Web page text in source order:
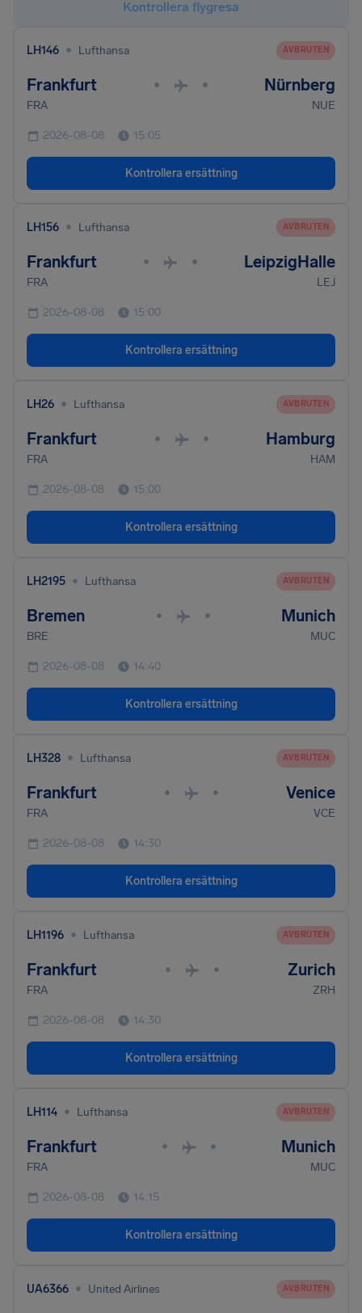
Kontrollera flygresa
LH146 • Lufthansa AVBRUTEN
Frankfurt • • Nürnberg
FRA NUE
2026-08-08 15:05
Kontrollera ersättning
LH156 • Lufthansa AVBRUTEN
Frankfurt • • LeipzigHalle
FRA LEJ
2026-08-08 15:00
Kontrollera ersättning
LH26 • Lufthansa AVBRUTEN
Frankfurt • • Hamburg
FRA HAM
2026-08-08 15:00
Kontrollera ersättning
LH2195 • Lufthansa AVBRUTEN
Bremen • • Munich
BRE MUC
2026-08-08 14:40
Kontrollera ersättning
LH328 • Lufthansa AVBRUTEN
Frankfurt • • Venice
FRA VCE
2026-08-08 14:30
Kontrollera ersättning
LH1196 • Lufthansa AVBRUTEN
Frankfurt • • Zurich
FRA ZRH
2026-08-08 14:30
Kontrollera ersättning
LH114 • Lufthansa AVBRUTEN
Frankfurt • • Munich
FRA MUC
2026-08-08 14:15
Kontrollera ersättning
UA6366 • United Airlines AVBRUTEN